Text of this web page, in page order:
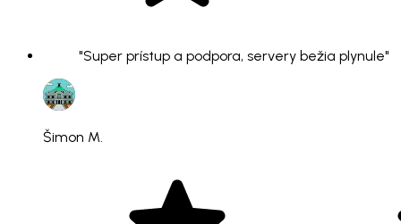
"Super prístup a podpora, servery bežia plynule"
Šimon M.